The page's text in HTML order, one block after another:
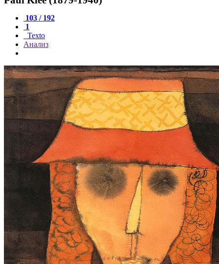
103 / 192
1
Texto
Анализ